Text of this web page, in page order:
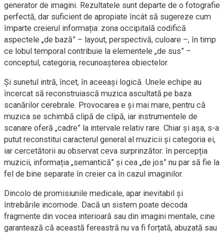
generator de imagini. Rezultatele sunt departe de o fotografie
perfectă, dar suficient de apropiate încât să sugereze cum
împarte creierul informația: zona occipitală codifică
aspectele „de bază” – layout, perspectivă, culoare –, în timp
ce lobul temporal contribuie la elementele „de sus” –
conceptul, categoria, recunoașterea obiectelor.
Și sunetul intră, încet, în aceeași logică. Unele echipe au
încercat să reconstruiască muzica ascultată pe baza
scanărilor cerebrale. Provocarea e și mai mare, pentru că
muzica se schimbă clipă de clipă, iar instrumentele de
scanare oferă „cadre” la intervale relativ rare. Chiar și așa, s-a
putut reconstitui caracterul general al muzicii și categoria ei,
iar cercetătorii au observat ceva surprinzător: în percepția
muzicii, informația „semantică” și cea „de jos” nu par să fie la
fel de bine separate în creier ca în cazul imaginilor.
Dincolo de promisiunile medicale, apar inevitabil și
întrebările incomode. Dacă un sistem poate decoda
fragmente din vocea interioară sau din imagini mentale, cine
garantează că această fereastră nu va fi forțată, abuzată sau